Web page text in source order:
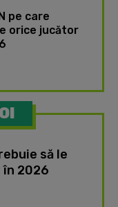
pe care
orice jucător
să le
2026